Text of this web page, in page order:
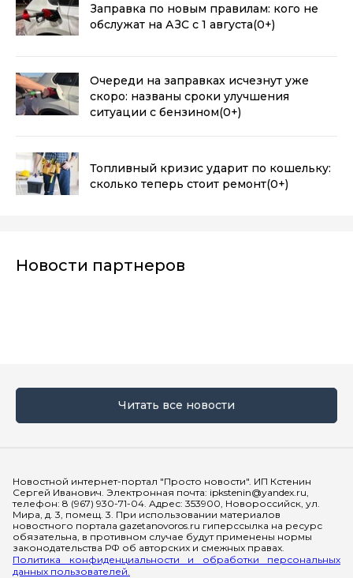
Заправка по новым правилам: кого не
обслужат на АЗС с 1 августа(0+)
Очереди на заправках исчезнут уже
скоро: названы сроки улучшения
ситуации с бензином(0+)
Топливный кризис ударит по кошельку:
сколько теперь стоит ремонт(0+)
Новости партнеров
Читать все новости
Новостной интернет-портал "Просто новости". ИП Кстенин
Сергей Иванович. Электронная почта: ipkstenin@yandex.ru,
телефон: 8 (967) 930-71-04. Адрес: 353900, Новороссийск, ул.
Мира, д. 3, помещ. 3. При использовании материалов
новостного портала gazetanovoros.ru гиперссылка на ресурс
обязательна, в противном случае будут применены нормы
законодательства РФ об авторских и смежных правах.
Политика конфиденциальности и обработки персональных
данных пользователей.